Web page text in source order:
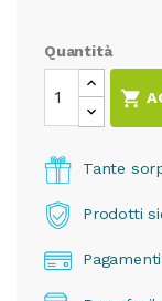
Quantità

Tante
Prodotti